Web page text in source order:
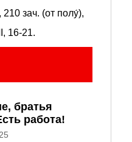
210 зач. (от полу́),
16-21.
братья
работа!